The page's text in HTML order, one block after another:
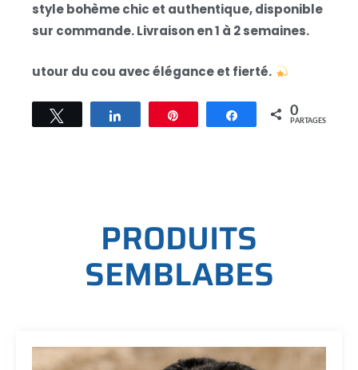
style bohème chic et authentique, disponible
sur commande. Livraison en 1 à 2 semaines.
utour du cou avec élégance et fierté.
Tweetez Partagez Partagez 0
PARTAGES
PRODUITS
SEMBLABES